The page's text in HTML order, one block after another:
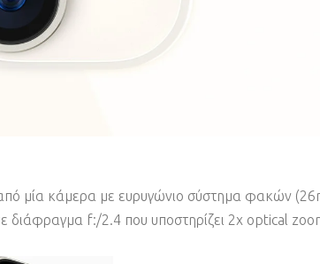
μία κάμερα με ευρυγώνιο σύστημα φακών
διάφραγμα f:/2.4 που υποστηρίζει 2x optical